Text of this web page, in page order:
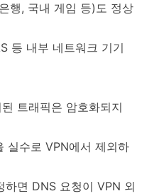
행, 국내 게임 등)도 정상
등 내부 네트워크 기기
트래픽은 암호화되지
실수로 VPN에서 제외하
하면 DNS 요청이 VPN 외